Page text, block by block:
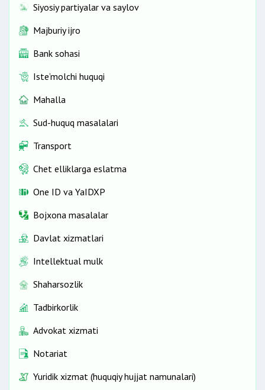
Siyosiy partiyalar va saylov
Majburiy ijro
Bank sohasi
Iste’molchi huquqi
Mahalla
Sud-huquq masalalari
Transport
Chet elliklarga eslatma
One ID vа YaIDXP
Bojxona masalalar
Davlat xizmatlari
Intellektual mulk
Shaharsozlik
Tadbirkorlik
Advokat xizmati
Notariat
Yuridik xizmat (huquqiy hujjat namunalari)